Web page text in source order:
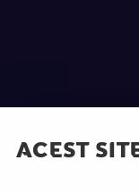
ACEST